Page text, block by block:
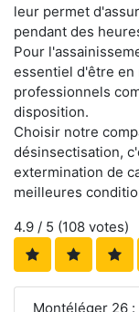
leur permet
pendant des
Pour
essentiel d'être en
professionnels
disposition.
Choisir notre
désinsectisation,
extermination de
meilleures
4.9 / 5 (108 votes)
Montéléger 26